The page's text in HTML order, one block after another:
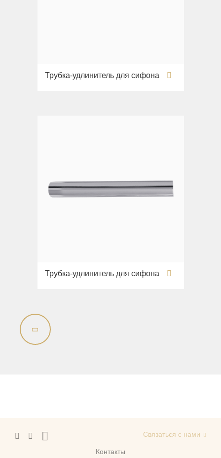
Трубка-удлинитель для сифона
Трубка-удлинитель для сифона
Контакты
Связаться с нами